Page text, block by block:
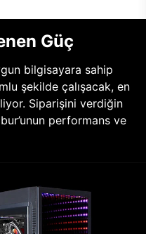
Güç
bilgisayara sahip
şekilde çalışacak, en
Siparişini verdiğin
performans ve